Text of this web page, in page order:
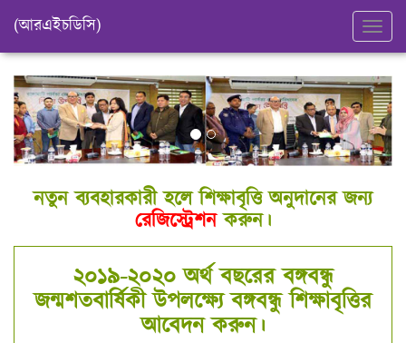
(আরএইচডিসি)
নতুন ব্যবহারকারী হলে শিক্ষাবৃত্তি অনুদানের জন্য
রেজিস্ট্রেশনকরুন।
২০১৯-২০২০ অর্থ বছরের বঙ্গবন্ধু
জন্মশতবার্ষিকী উপলক্ষ্যে বঙ্গবন্ধু শিক্ষাবৃত্তির
আবেদন করুন।